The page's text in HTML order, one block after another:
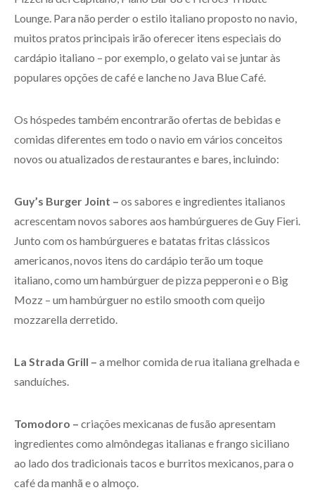
Lounge. Para não perder o estilo italiano proposto no navio,
muitos pratos principais irão oferecer itens especiais do
cardápio italiano – por exemplo, o gelato vai se juntar às
populares opções de café e lanche no Java Blue Café.
Os hóspedes também encontrarão ofertas de bebidas e
comidas diferentes em todo o navio em vários conceitos
novos ou atualizados de restaurantes e bares, incluindo:
Guy’s Burger Joint – os sabores e ingredientes italianos
acrescentam novos sabores aos hambúrgueres de Guy Fieri.
Junto com os hambúrgueres e batatas fritas clássicos
americanos, novos itens do cardápio terão um toque
italiano, como um hambúrguer de pizza pepperoni e o Big
Mozz – um hambúrguer no estilo smooth com queijo
mozzarella derretido.
La Strada Grill – a melhor comida de rua italiana grelhada e
sanduíches.
Tomodoro – criações mexicanas de fusão apresentam
ingredientes como almôndegas italianas e frango siciliano
ao lado dos tradicionais tacos e burritos mexicanos, para o
café da manhã e o almoço.